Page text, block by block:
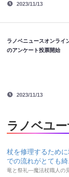
2023/11/13
ラノベニュースオンライ
のアンケート投票開始
2023/11/13
ラノベユ
杖を修理するため
での流れがとても綺
竜と祭礼―魔法杖職人の